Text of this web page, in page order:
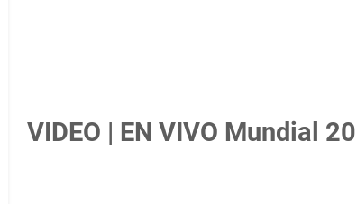
VIDEO | EN VIVO Mundial